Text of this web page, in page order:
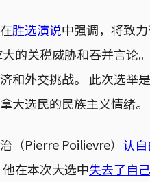
胜选演说中强调，将致
的关税威胁和吞并言论
和外交挑战。 此次选举
大选民的民族主义情绪。
（Pierre Poilievre） 认
在本次大选中失去了自